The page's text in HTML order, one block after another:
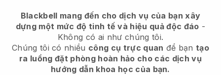
Blackbell mang đến cho dịch vụ của bạn xây
dựng một mức độ tinh tế và hiệu quả độc đáo -
Không có ai như chúng tôi.
Chúng tôi có nhiều công cụ trực quan để bạntạo
ra luồng đặt phòng hoàn hảo cho các dịch vụ
hướng dẫn khoa học của bạn.